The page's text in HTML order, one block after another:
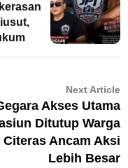
Next Article
Akses Utama
Ditutup Warga
Citeras Ancam Aksi
Lebih Besar